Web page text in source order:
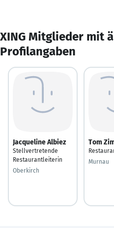
XING Mitglieder mit
Profilangaben
Jacqueline Albiez
Stellvertretende
Restaurantleiterin
Oberkirch
Tom
Murnau